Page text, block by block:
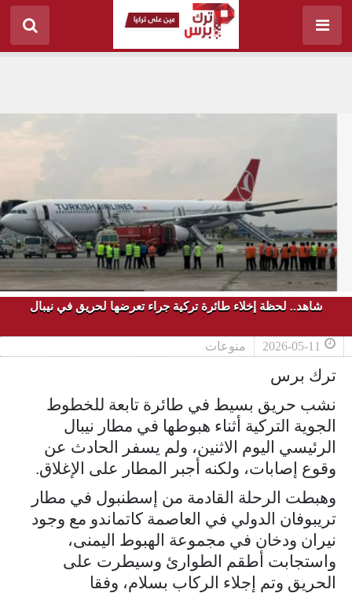
شاهد.. لحظة إخلاء طائرة تركية جراء تعرضها لحريق في نيبال
2026-05-11 منوعات
ترك برس
نشب حريق بسيط في طائرة تابعة للخطوط
الجوية التركية أثناء هبوطها في مطار نيبال
الرئيسي اليوم الاثنين، ولم يسفر الحادث عن
وقوع إصابات، ولكنه أجبر المطار على الإغلاق.
وهبطت الرحلة القادمة من إسطنبول في مطار
تريبوفان الدولي في العاصمة كاتماندو مع وجود
نيران ودخان في مجموعة الهبوط اليمنى،
واستجابت أطقم الطوارئ وسيطرت على
الحريق وتم إجلاء الركاب بسلام، وفقا